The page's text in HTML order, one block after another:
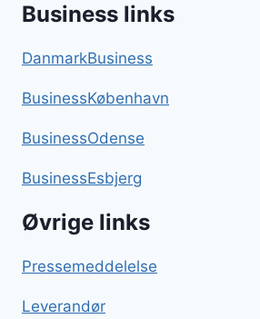
Business links
DanmarkBusiness
BusinessKøbenhavn
BusinessOdense
BusinessEsbjerg
Øvrige links
Pressemeddelelse
Leverandør